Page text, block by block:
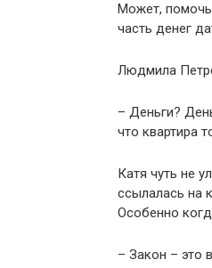
Может,
часть денег
Людмила
– Деньги?
что квартира
Катя чуть не
ссылалась на
Особенно
– Закон – это